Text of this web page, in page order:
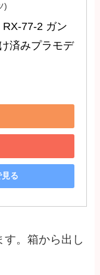
)
77-2 ガン
済みプラモデ
る
。箱から出し